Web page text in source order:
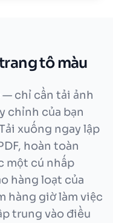
tô màu
chỉ cần tải ảnh
chỉnh của bạn
xuống ngay lập
hoàn toàn
một cú nhấp
hàng loạt của
hàng giờ làm việc
trung vào điều